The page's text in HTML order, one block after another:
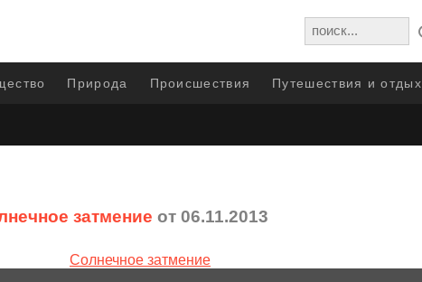
Природа Происшествия Путешествия и отдых
затмение от 06.11.2013